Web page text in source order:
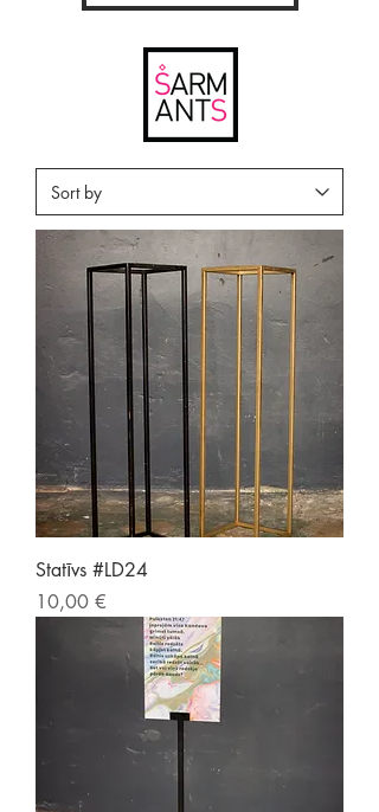
Statīvs #LD24
Price
10,00 €